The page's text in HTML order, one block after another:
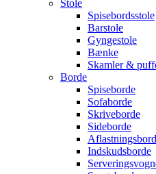
Stole
Spisebordsstole
Barstole
Gyngestole
Bænke
Skamler &
Borde
Spiseborde
Sofaborde
Skriveborde
Sideborde
Indskudsborde